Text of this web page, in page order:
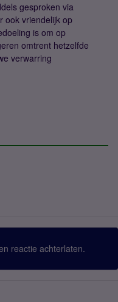
gesproken via
ook vriendelijk op
is om op
omtrent hetzelfde
verwarring
reactie achterlaten.